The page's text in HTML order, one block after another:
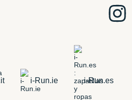
i-Run.ie i-Run.es